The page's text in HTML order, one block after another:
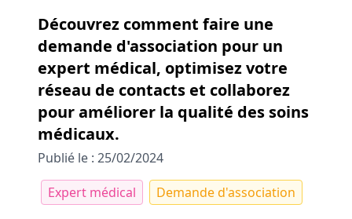
Découvrez comment faire une
demande d'association pour un
expert médical, optimisez votre
réseau de contacts et collaborez
pour améliorer la qualité des soins
médicaux.
Publié le : 25/02/2024
Expert médical
Demande d'association